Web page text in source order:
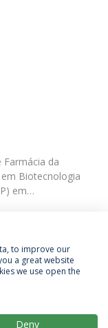
Farmácia da
Biotecnologia
em…
Condições
to improve our
a great website
we use open the
Deny